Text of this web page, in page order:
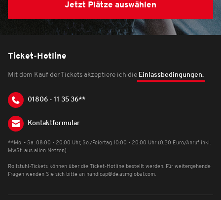
Jetzt Plätze auswählen
Ticket-Hotline
Mit dem Kauf der Tickets akzeptiere ich die Einlassbedingungen.
01806 - 11 35 36**
Kontaktformular
**Mo. - Sa. 08:00 - 20:00 Uhr, So./Feiertag 10:00 - 20:00 Uhr (0,20 Euro/Anruf inkl.
MwSt. aus allen Netzen).
Rollstuhl-Tickets können über die Ticket-Hotline bestellt werden. Für weitergehende
Fragen wenden Sie sich bitte an handicap@de.asmglobal.com.